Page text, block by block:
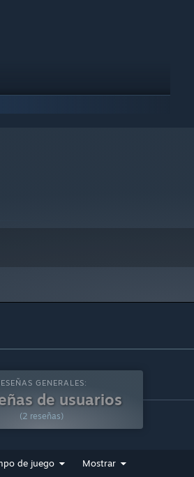
GENERALES:
de usuarios
(2 reseñas)
de juego Mostrar